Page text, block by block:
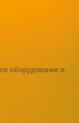
оборудование и